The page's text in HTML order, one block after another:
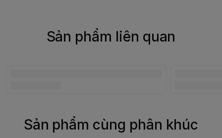
Sản phẩm liên quan
Sản phẩm cùng phân khúc